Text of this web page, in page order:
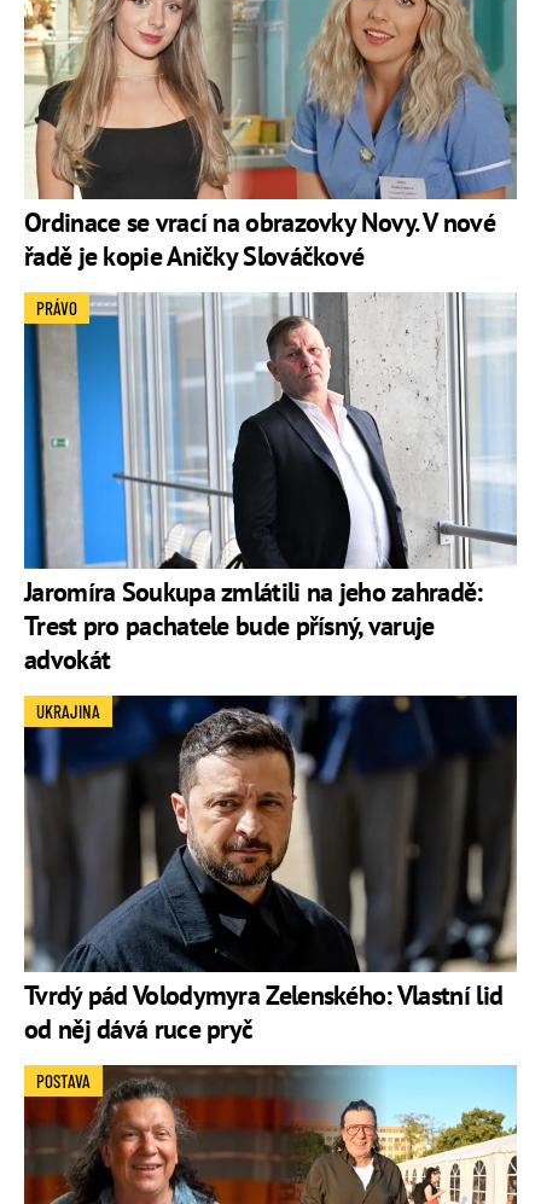
Ordinace se vrací na obrazovky Novy. V nové
řadě je kopie Aničky Slováčkové
Jaromíra Soukupa zmlátili na jeho zahradě:
Trest pro pachatele bude přísný, varuje
advokát
PRÁVO
Tvrdý pád Volodymyra Zelenského: Vlastní lid
od něj dává ruce pryč
UKRAJINA
POSTAVA